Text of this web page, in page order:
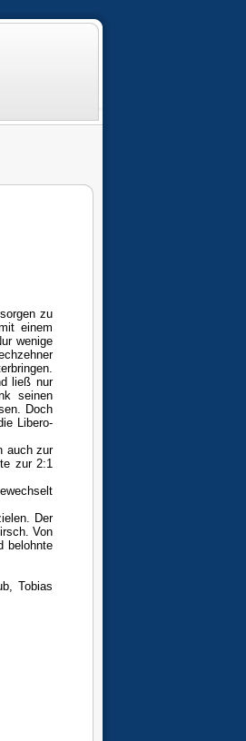
zu
einem
wenige
ließ nur
seinen
Doch
Libero-
auch zur
zur 2:1
Der
Von
belohnte
Tobias